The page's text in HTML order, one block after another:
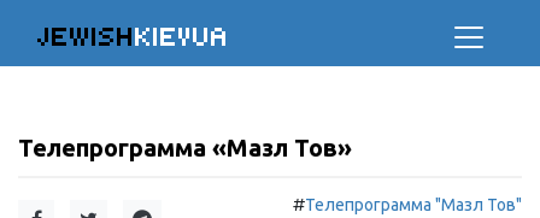
JEWISHKIEVUA
Телепрограмма «Мазл Тов»
#Телепрограмма "Мазл Тов"